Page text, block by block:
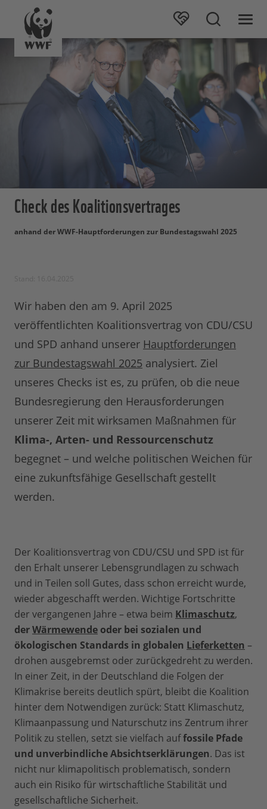
Check des Koalitionsvertrages
anhand der WWF-Hauptforderungen zur Bundestagswahl 2025
Wir haben den am 9. April 2025
veröffentlichten Koalitionsvertrag von CDU/CSU
und SPD anhand unserer Hauptforderungen
zur Bundestagswahl 2025 analysiert. Ziel
unseres Checks ist es, zu prüfen, ob die neue
Bundesregierung den Herausforderungen
unserer Zeit mit wirksamen Maßnahmen für
Klima-, Arten- und Ressourcenschutz
begegnet – und welche politischen Weichen für
eine zukunftsfähige Gesellschaft gestellt
werden.
Der Koalitionsvertrag von CDU/CSU und SPD ist für
den Erhalt unserer Lebensgrundlagen zu schwach
und in Teilen soll Gutes, dass schon erreicht wurde,
wieder abgeschafft werden. Wichtige Fortschritte
der vergangenen Jahre – etwa beim Klimaschutz,
derWärmewende oder bei sozialen und
ökologischen Standards in globalen Lieferketten –
drohen ausgebremst oder zurückgedreht zu werden.
In einer Zeit, in der Deutschland die Folgen der
Klimakrise bereits deutlich spürt, bleibt die Koalition
hinter dem Notwendigen zurück: Statt Klimaschutz,
Klimaanpassung und Naturschutz ins Zentrum ihrer
Politik zu stellen, setzt sie vielfach auffossile Pfade
und unverbindliche Absichtserklärungen. Das ist
nicht nur klimapolitisch problematisch, sondern
auch ein Risiko für wirtschaftliche Stabilität und
gesellschaftliche Sicherheit.